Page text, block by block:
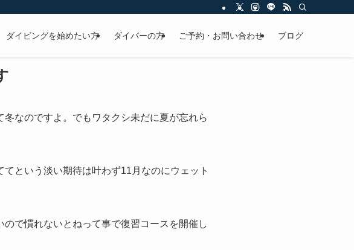
ダイビングを始めたい方 ダイバーの方 ご予約・お問い合わせ ブログ
なのですよ。でもワタクシ未だに夏が忘れら
という淡い期待は叶わず11月なのにウェット
で慣れないとねって事で復習コースを開催し